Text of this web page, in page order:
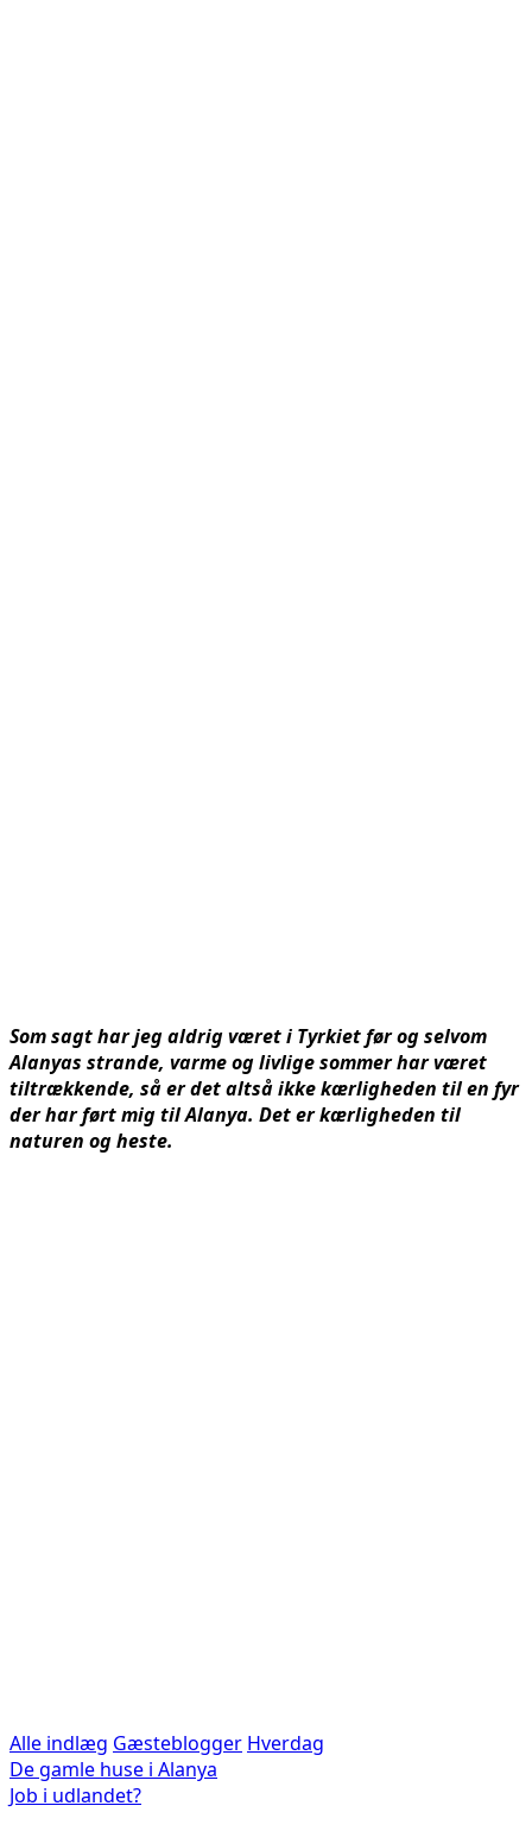
Som sagt har jeg aldrig været i Tyrkiet før og selvom
Alanyas strande, varme og livlige sommer har været
tiltrækkende, så er det altså ikke kærligheden til en fyr
der har ført mig til Alanya. Det er kærligheden til
naturen og heste.
Alle indlæg Gæsteblogger Hverdag
Indlægsnavigation
De gamle huse i Alanya
Job i udlandet?